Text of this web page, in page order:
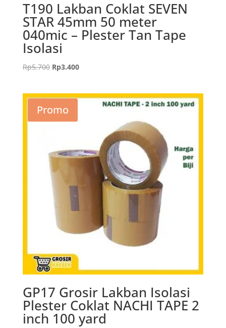
T190 Lakban Coklat SEVEN
STAR 45mm 50 meter
040mic – Plester Tan Tape
Isolasi
Rp5.700 Harga
Rp5.700.
Rp3.400Harga
adalah:
Promo
GP17 Grosir Lakban Isolasi
Plester Coklat NACHI TAPE 2
inch 100 yard